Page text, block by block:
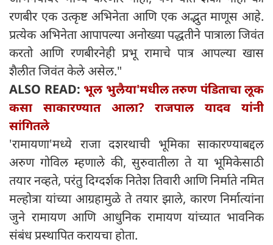
रणबीर एक उत्कृष्ट अभिनेता आणि एक अद्भुत माणूस आहे.
प्रत्येक अभिनेता आपापल्या अनोख्या पद्धतीने पात्राला जिवंत
करतो आणि रणबीरनेही प्रभू रामाचे पात्र आपल्या खास
शैलीत जिवंत केले असेल."
ALSO READ: भूल भुलैया'मधील तरुण पंडिताचा लूक
कसा साकारण्यात आला? राजपाल यादव यांनी
सांगितले
'रामायणा'मध्ये राजा दशरथाची भूमिका साकारण्याबद्दल
अरुण गोविल म्हणाले की, सुरुवातीला ते या भूमिकेसाठी
तयार नव्हते, परंतु दिग्दर्शक नितेश तिवारी आणि निर्माते नमित
मल्होत्रा ​​यांच्या आग्रहामुळे ते तयार झाले, कारण निर्मात्यांना
जुने रामायण आणि आधुनिक रामायण यांच्यात भावनिक
संबंध प्रस्थापित करायचा होता.